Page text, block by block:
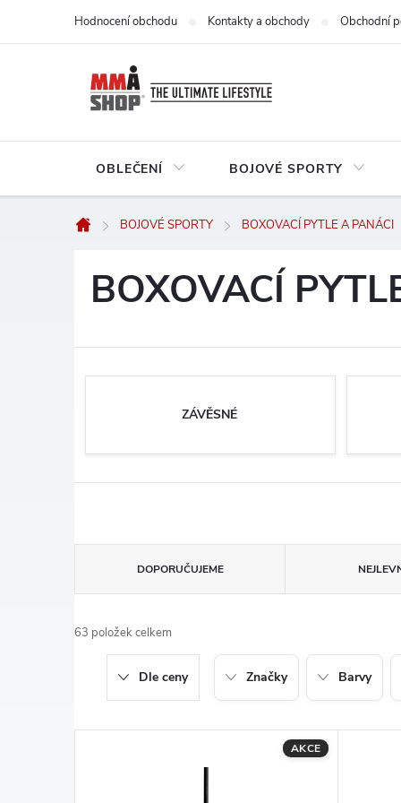
Hodnocení obchodu Kontakty a obchody Obchodní
OBLEČENÍ BOJOVÉ SPORTY
Domů
BOJOVÉ SPORTY BOXOVACÍ PYTLE A PANÁCI
BOXOVACÍ
ZÁVĚSNÉ
a
n
DOPORUČUJEME
63 položek celkem
Dle ceny Značky Barvy
AKCE